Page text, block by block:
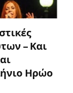
– Και
Ηρώο